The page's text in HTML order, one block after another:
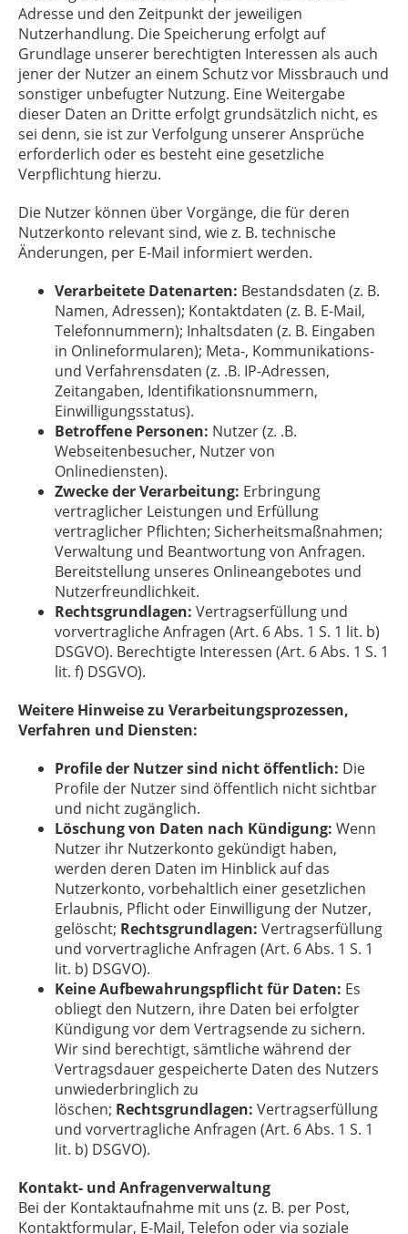
Adresse und den Zeitpunkt der jeweiligen
Nutzerhandlung. Die Speicherung erfolgt auf
Grundlage unserer berechtigten Interessen als auch
jener der Nutzer an einem Schutz vor Missbrauch und
sonstiger unbefugter Nutzung. Eine Weitergabe
dieser Daten an Dritte erfolgt grundsätzlich nicht, es
sei denn, sie ist zur Verfolgung unserer Ansprüche
erforderlich oder es besteht eine gesetzliche
Verpflichtung hierzu.
Die Nutzer können über Vorgänge, die für deren
Nutzerkonto relevant sind, wie z. B. technische
Änderungen, per E-Mail informiert werden.
Verarbeitete Datenarten: Bestandsdaten (z. B.
Namen, Adressen); Kontaktdaten (z. B. E-Mail,
Telefonnummern); Inhaltsdaten (z. B. Eingaben
in Onlineformularen); Meta-, Kommunikations-
und Verfahrensdaten (z. .B. IP-Adressen,
Zeitangaben, Identifikationsnummern,
Einwilligungsstatus).
Betroffene Personen: Nutzer (z. .B.
Webseitenbesucher, Nutzer von
Onlinediensten).
Zwecke der Verarbeitung: Erbringung
vertraglicher Leistungen und Erfüllung
vertraglicher Pflichten; Sicherheitsmaßnahmen;
Verwaltung und Beantwortung von Anfragen.
Bereitstellung unseres Onlineangebotes und
Nutzerfreundlichkeit.
Rechtsgrundlagen: Vertragserfüllung und
vorvertragliche Anfragen (Art. 6 Abs. 1 S. 1 lit. b)
DSGVO). Berechtigte Interessen (Art. 6 Abs. 1 S. 1
lit. f) DSGVO).
Weitere Hinweise zu Verarbeitungsprozessen,
Verfahren und Diensten:
Profile der Nutzer sind nicht öffentlich: Die
Profile der Nutzer sind öffentlich nicht sichtbar
und nicht zugänglich.
Löschung von Daten nach Kündigung: Wenn
Nutzer ihr Nutzerkonto gekündigt haben,
werden deren Daten im Hinblick auf das
Nutzerkonto, vorbehaltlich einer gesetzlichen
Erlaubnis, Pflicht oder Einwilligung der Nutzer,
gelöscht; Rechtsgrundlagen: Vertragserfüllung
und vorvertragliche Anfragen (Art. 6 Abs. 1 S. 1
lit. b) DSGVO).
Keine Aufbewahrungspflicht für Daten: Es
obliegt den Nutzern, ihre Daten bei erfolgter
Kündigung vor dem Vertragsende zu sichern.
Wir sind berechtigt, sämtliche während der
Vertragsdauer gespeicherte Daten des Nutzers
unwiederbringlich zu
löschen; Rechtsgrundlagen: Vertragserfüllung
und vorvertragliche Anfragen (Art. 6 Abs. 1 S. 1
lit. b) DSGVO).
Kontakt- und Anfragenverwaltung
Bei der Kontaktaufnahme mit uns (z. B. per Post,
Kontaktformular, E-Mail, Telefon oder via soziale